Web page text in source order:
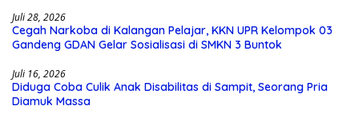
Juli 28, 2026
Cegah Narkoba di Kalangan Pelajar, KKN UPR Kelompok 03
Gandeng GDAN Gelar Sosialisasi di SMKN 3 Buntok
Juli 16, 2026
Diduga Coba Culik Anak Disabilitas di Sampit, Seorang Pria
Diamuk Massa